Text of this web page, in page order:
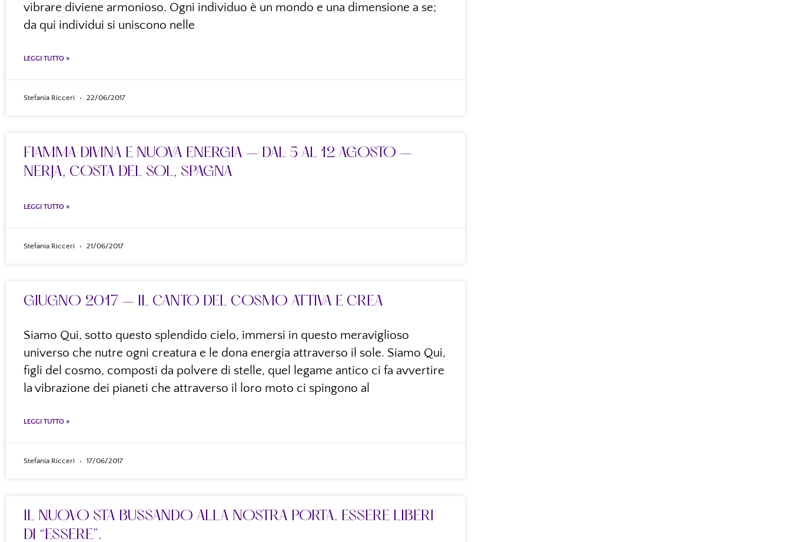
vibrare diviene armonioso. Ogni individuo è un mondo e una dimensione a se;
da qui individui si uniscono nelle
LEGGI TUTTO »
Stefania Ricceri 22/06/2017
FIAMMA DIVINA E NUOVA ENERGIA – DAL 5 AL 12 AGOSTO –
NERJA, COSTA DEL SOL, SPAGNA
LEGGI TUTTO »
Stefania Ricceri 21/06/2017
GIUGNO 2017 – IL CANTO DEL COSMO ATTIVA E CREA
Siamo Qui, sotto questo splendido cielo, immersi in questo meraviglioso
universo che nutre ogni creatura e le dona energia attraverso il sole. Siamo Qui,
figli del cosmo, composti da polvere di stelle, quel legame antico ci fa avvertire
la vibrazione dei pianeti che attraverso il loro moto ci spingono al
LEGGI TUTTO »
Stefania Ricceri 17/06/2017
IL NUOVO STA BUSSANDO ALLA NOSTRA PORTA. ESSERE LIBERI
DI “ESSERE”.